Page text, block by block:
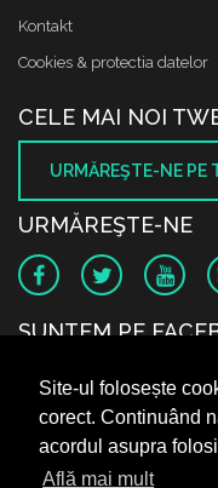
Site-ul folosește
corect. Continuând
acordul asupra
Află mai mult
Kontakt
Cookies & protectia datelor
CELE MAI NOI
URMĂREŞTE-NE PE
URMĂREŞTE-NE
SUNTEM PE